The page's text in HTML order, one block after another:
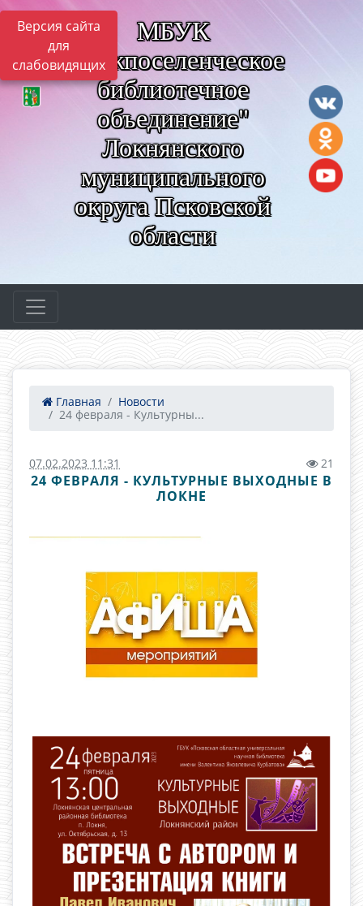
Версия сайта
для
слабовидящих
МБУК
"Межпоселенческое
библиотечное
объединение"
Локнянского
муниципального
округа Псковской
области
Главная
Новости
24 февраля - Культурны...
07.02.2023 11:31 21
24 ФЕВРАЛЯ - КУЛЬТУРНЫЕ ВЫХОДНЫЕ В
ЛОКНЕ